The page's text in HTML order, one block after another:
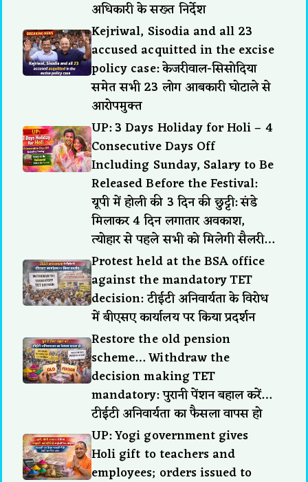
अधिकारी के सख्त निर्देश
Kejriwal, Sisodia and all 23
accused acquitted in the excise
policy case: केजरीवाल-सिसोदिया
समेत सभी 23 लोग आबकारी घोटाले से
आरोपमुक्त
UP: 3 Days Holiday for Holi – 4
Consecutive Days Off
Including Sunday, Salary to Be
Released Before the Festival:
यूपी में होली की 3 दिन की छुट्टी: संडे
मिलाकर 4 दिन लगातार अवकाश,
त्योहार से पहले सभी को मिलेगी सैलरी…
Protest held at the BSA office
against the mandatory TET
decision: टीईटी अनिवार्यता के विरोध
में बीएसए कार्यालय पर किया प्रदर्शन
Restore the old pension
scheme… Withdraw the
decision making TET
mandatory: पुरानी पेंशन बहाल करें…
टीईटी अनिवार्यता का फैसला वापस हो
UP: Yogi government gives
Holi gift to teachers and
employees; orders issued to